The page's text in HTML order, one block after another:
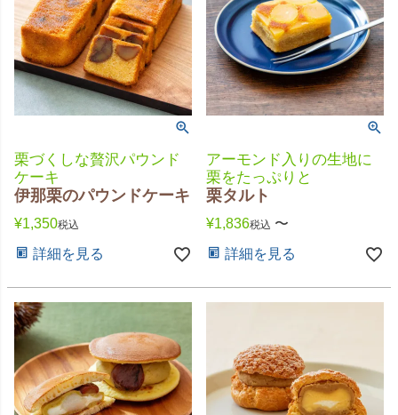
栗づくしな贅沢パウンド
ケーキ
伊那栗のパウンドケーキ
¥1,350税込
詳細を見る
アーモンド入りの生地に
栗をたっぷりと
栗タルト
¥1,836税込 〜
詳細を見る